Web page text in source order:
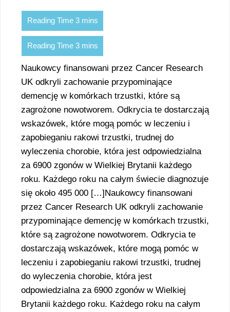
Naukowcy finansowani przez Cancer Research
UK odkryli zachowanie przypominające
demencję w komórkach trzustki, które są
zagrożone nowotworem. Odkrycia te dostarczają
wskazówek, które mogą pomóc w leczeniu i
zapobieganiu rakowi trzustki, trudnej do
wyleczenia chorobie, która jest odpowiedzialna
za 6900 zgonów w Wielkiej Brytanii każdego
roku. Każdego roku na całym świecie diagnozuje
się około 495 000 […]Naukowcy finansowani
przez Cancer Research UK odkryli zachowanie
przypominające demencję w komórkach trzustki,
które są zagrożone nowotworem. Odkrycia te
dostarczają wskazówek, które mogą pomóc w
leczeniu i zapobieganiu rakowi trzustki, trudnej
do wyleczenia chorobie, która jest
odpowiedzialna za 6900 zgonów w Wielkiej
Brytanii każdego roku. Każdego roku na całym